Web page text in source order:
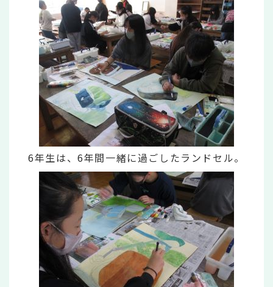
6年生は、6年間一緒に過ごしたランドセル。